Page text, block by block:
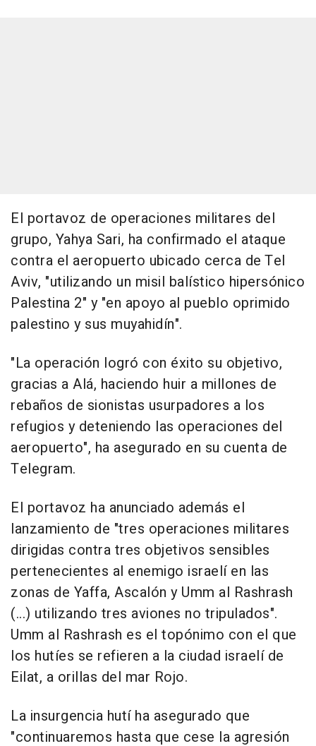
El portavoz de operaciones militares del
grupo, Yahya Sari, ha confirmado el ataque
contra el aeropuerto ubicado cerca de Tel
Aviv, "utilizando un misil balístico hipersónico
Palestina 2" y "en apoyo al pueblo oprimido
palestino y sus muyahidín".
"La operación logró con éxito su objetivo,
gracias a Alá, haciendo huir a millones de
rebaños de sionistas usurpadores a los
refugios y deteniendo las operaciones del
aeropuerto", ha asegurado en su cuenta de
Telegram.
El portavoz ha anunciado además el
lanzamiento de "tres operaciones militares
dirigidas contra tres objetivos sensibles
pertenecientes al enemigo israelí en las
zonas de Yaffa, Ascalón y Umm al Rashrash
(...) utilizando tres aviones no tripulados".
Umm al Rashrash es el topónimo con el que
los hutíes se refieren a la ciudad israelí de
Eilat, a orillas del mar Rojo.
La insurgencia hutí ha asegurado que
"continuaremos hasta que cese la agresión